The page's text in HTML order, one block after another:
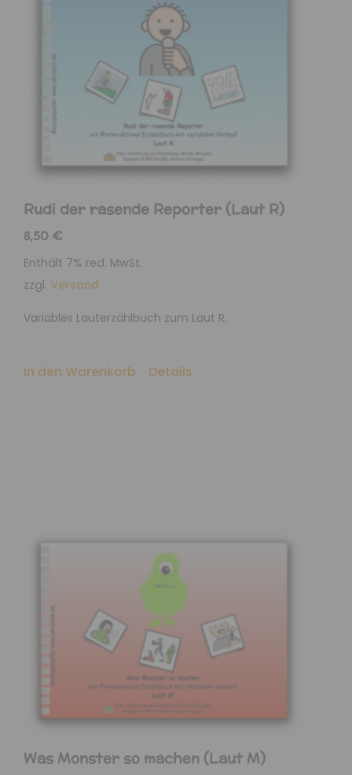
Rudi der rasende Reporter (Laut R)
8,50 €
Enthält 7% red. MwSt.
zzgl. Versand
Variables Lauterzählbuch zum Laut R.
In den Warenkorb Details
Was Monster so machen (Laut M)